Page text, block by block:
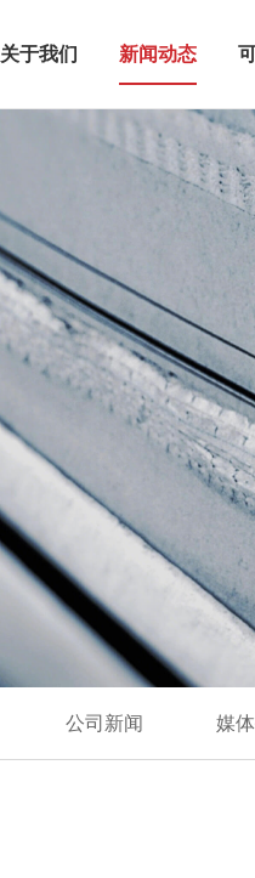
关于我们 新闻动态
公司新闻 媒